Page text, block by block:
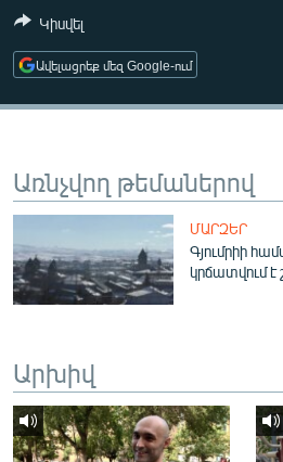
ՄԵԿՆԱԲԱՆՈՒԹՅՈՒՆ
ԱՐԽԻՎ
ՏԵՍԱՆՅՈՒԹԵՐ
ԲԱՆԱՎԵՃ
Հայերեն
English
Կիսվել
Ավելացրեք մեզ Google-ում
Առնչվող թեմաներով
ՄԱՐԶԵՐ
Գյումրիի
կրճատվում է
Արխիվ